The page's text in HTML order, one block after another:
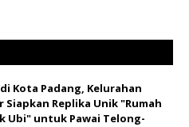
Kota Padang, Kelurahan
Siapkan Replika Unik "Rumah
Ubi" untuk Pawai Telong-